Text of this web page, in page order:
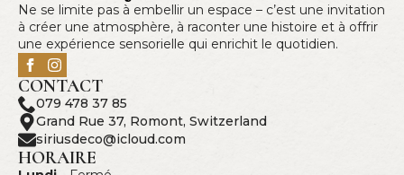
Ne se limite pas à embellir un espace – c’est une invitation
à créer une atmosphère, à raconter une histoire et à offrir
une expérience sensorielle qui enrichit le quotidien.
CONTACT
079 478 37 85
Grand Rue 37, Romont, Switzerland
siriusdeco@icloud.com
HORAIRE